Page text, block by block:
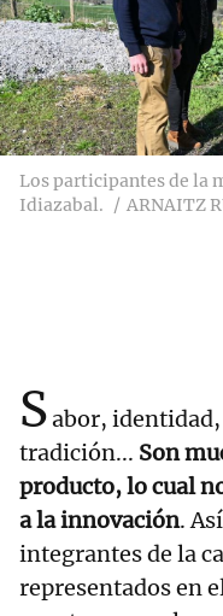
Los participantes de la
Idiazabal.
ARNAITZ
Sabor,
tradición... Son
producto, lo cual
a la innovación.
integrantes de la
representados en